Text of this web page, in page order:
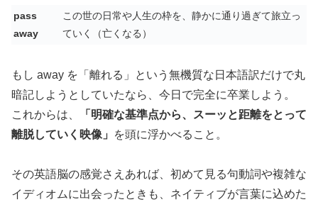
pass
away
この世の日常や人生の枠を、静かに通り過ぎて旅立っ
ていく（亡くなる）
もし away を「離れる」という無機質な日本語訳だけで丸
暗記しようとしていたなら、今日で完全に卒業しよう。
これからは、
「明確な基準点から、スーッと距離をとって
離脱していく映像」
を頭に浮かべること。
その英語脳の感覚さえあれば、初めて見る句動詞や複雑な
イディオムに出会ったときも、ネイティブが言葉に込めた